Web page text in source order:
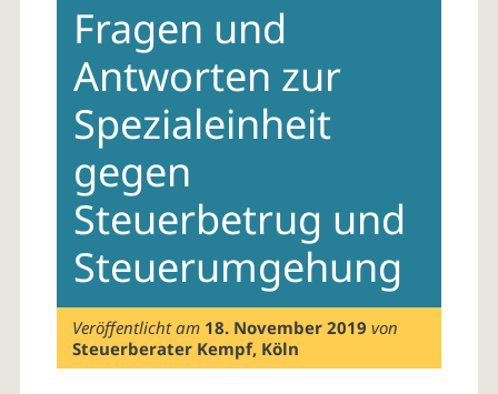
contentFragen und
Antworten zur
Spezialeinheit
gegen
Steuerbetrug und
Steuerumgehung
Veröffentlicht am 18. November 2019 von
Steuerberater Kempf, Köln